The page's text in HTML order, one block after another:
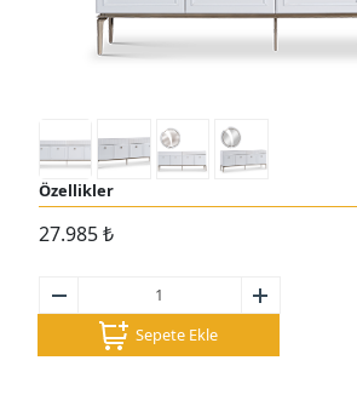
Özellikler
27.985₺
Sepete Ekle